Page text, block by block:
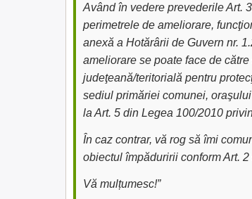
Având în vedere prevederile Art.
perimetrele de ameliorare,
anexă a Hotărârii de Guvern nr.
ameliorare se poate face de
judeţeană/teritorială pentru
sediul primăriei comunei,
la Art. 5 din Legea 100/2010
În caz contrar, vă rog să îmi
obiectul împăduririi conform Art.
Vă mulțumesc!”